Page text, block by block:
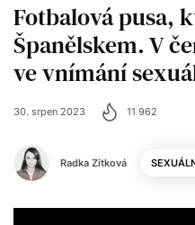
Fotbalová pusa,
Španělskem. V
ve vnímání
Radka Zítková
30. srpen 2023 11 962